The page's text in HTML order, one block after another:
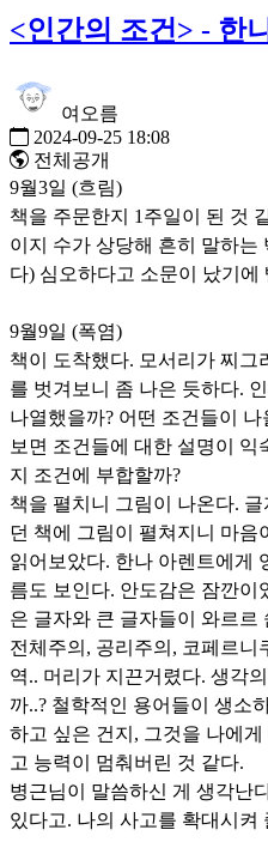
<인간의 조건> - 한
여오름
2024-09-25 18:08
전체공개
9월3일 (흐림)
책을 주문한지 1주일이 된 것
이지 수가 상당해 흔히 말하는
다) 심오하다고 소문이 났기에
9월9일 (폭염)
책이 도착했다. 모서리가 찌그
를 벗겨보니 좀 나은 듯하다.
나열했을까? 어떤 조건들이
보면 조건들에 대한 설명이
지 조건에 부합할까?
책을 펼치니 그림이 나온다.
던 책에 그림이 펼쳐지니 마음
읽어보았다. 한나 아렌트에게
름도 보인다. 안도감은 잠깐이
은 글자와 큰 글자들이 와르르
전체주의, 공리주의, 코페르니
역.. 머리가 지끈거렸다. 생각
까..? 철학적인 용어들이 생소
하고 싶은 건지, 그것을 나에
고 능력이 멈춰버린 것 같다.
병근님이 말씀하신 게 생각난
있다고. 나의 사고를 확대시켜